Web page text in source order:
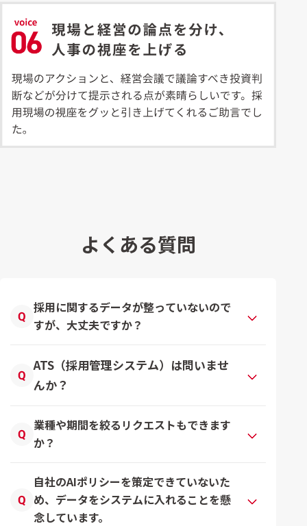
よくある質問
採用に関するデータが整っていないので
すが、大丈夫ですか？
ATS（採用管理システム）は問いませ
んか？
業種や期間を絞るリクエストもできます
か？
自社のAIポリシーを策定できていないた
め、データをシステムに入れることを懸
念しています。